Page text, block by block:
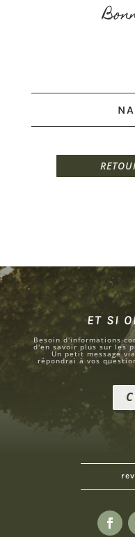
ET SI
Besoin d'informations
d'en savoir plus sur les
Un petit message
répondrai à vos